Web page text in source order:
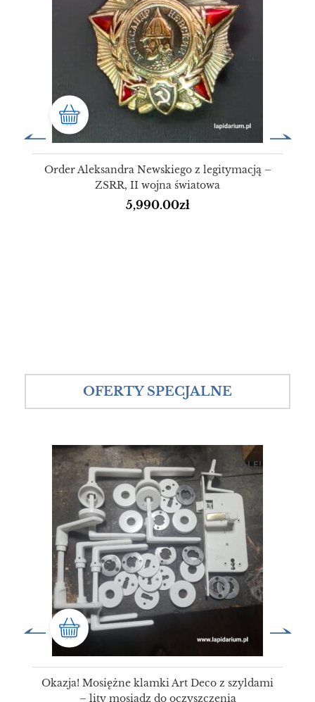
Order Aleksandra Newskiego z legitymacją –
ZSRR, II wojna światowa
5,990.00zł
OFERTY SPECJALNE
SALE!
Okazja! Mosiężne klamki Art Deco z szyldami
– lity mosiądz do oczyszczenia